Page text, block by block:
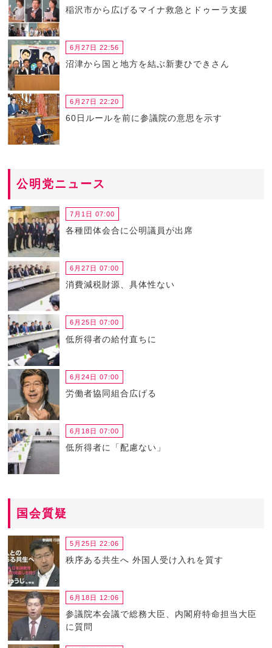
稲沢市から広げるマイナ救急とドゥーラ支援
6月27日 22:56
沼津から国と地方を結ぶ新妻ひできさん
6月27日 22:20
60日ルールを前に参議院の意思を示す
公明党ニュース
7月1日 07:00
各種団体会合に公明議員が出席
6月27日 07:00
消費減税財源、具体性ない
6月25日 07:00
低所得者の給付直ちに
6月24日 07:00
労働者協同組合広げる
6月18日 07:00
低所得者に「配慮ない」
国会質疑
5月25日 22:06
秩序ある共生へ 外国人受け入れを質す
6月18日 12:06
参議院本会議で総務大臣、内閣府特命担当大臣
に質問